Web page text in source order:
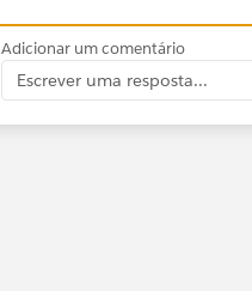
Adicionar um comentário
Escrever uma resposta...